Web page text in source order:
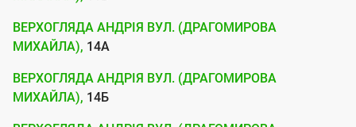
я
д
о
м
ВЕРХОГЛЯДА АНДРІЯ ВУЛ. (ДРАГОМИРОВА
МИХАЙЛА), 14А
ВЕРХОГЛЯДА АНДРІЯ ВУЛ. (ДРАГОМИРОВА
МИХАЙЛА), 14Б